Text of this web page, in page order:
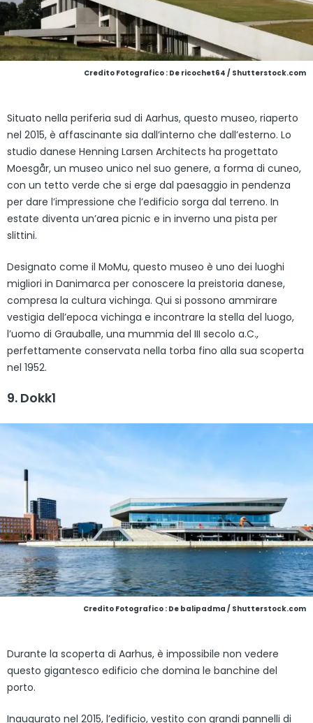
Credito Fotografico : De ricochet64 / Shutterstock.com
Situato nella periferia sud di Aarhus, questo museo, riaperto
nel 2015, è affascinante sia dall’interno che dall’esterno. Lo
studio danese Henning Larsen Architects ha progettato
Moesgår, un museo unico nel suo genere, a forma di cuneo,
con un tetto verde che si erge dal paesaggio in pendenza
per dare l’impressione che l’edificio sorga dal terreno. In
estate diventa un’area picnic e in inverno una pista per
slittini.
Designato come il MoMu, questo museo è uno dei luoghi
migliori in Danimarca per conoscere la preistoria danese,
compresa la cultura vichinga. Qui si possono ammirare
vestigia dell’epoca vichinga e incontrare la stella del luogo,
l’uomo di Grauballe, una mummia del III secolo a.C.,
perfettamente conservata nella torba fino alla sua scoperta
nel 1952.
9. Dokk1
Credito Fotografico : De balipadma / Shutterstock.com
Durante la scoperta di Aarhus, è impossibile non vedere
questo gigantesco edificio che domina le banchine del
porto.
Inaugurato nel 2015, l’edificio, vestito con grandi pannelli di